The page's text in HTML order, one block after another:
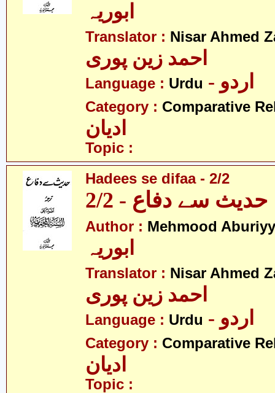
ابوریہ
Translator : Nisar Ahmed
احمد زین پوری
Language : Urdu - اردو
Category : Comparative
ادیان
Topic :
Hadees se difaa - 2/2
حدیث سے دفاع - 2/2
Author : Mehmood
ابوریہ
Translator : Nisar Ahmed
احمد زین پوری
Language : Urdu - اردو
Category : Comparative
ادیان
Topic :